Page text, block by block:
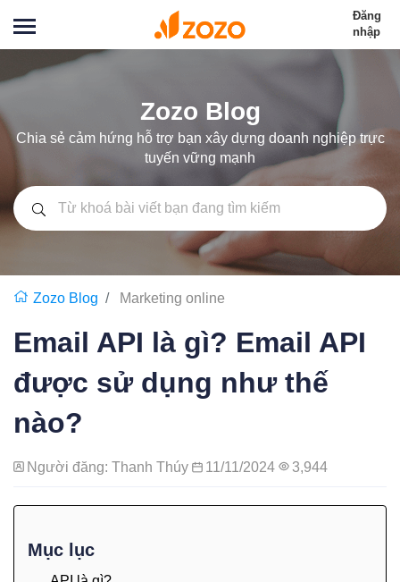
Đăng
nhập
Zozo Blog
Chia sẻ cảm hứng hỗ trợ bạn xây dựng doanh nghiệp trực
tuyến vững mạnh
Zozo Blog Marketing online
Email API là gì? Email API
được sử dụng như thế
nào?
Người đăng: Thanh Thúy 11/11/2024 3,944
Mục lục